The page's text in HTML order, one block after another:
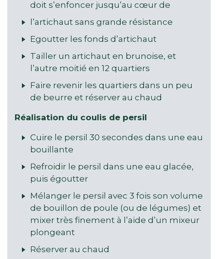
doit s’enfoncer jusqu’au cœur de
l’artichaut sans grande résistance
Egoutter les fonds d’artichaut
Tailler un artichaut en brunoise, et
l’autre moitié en 12 quartiers
Faire revenir les quartiers dans un peu
de beurre et réserver au chaud
Réalisation du coulis de persil
Cuire le persil 30 secondes dans une eau
bouillante
Refroidir le persil dans une eau glacée,
puis égoutter
Mélanger le persil avec 3 fois son volume
de bouillon de poule (ou de légumes) et
mixer très finement à l’aide d’un mixeur
plongeant
Réserver au chaud